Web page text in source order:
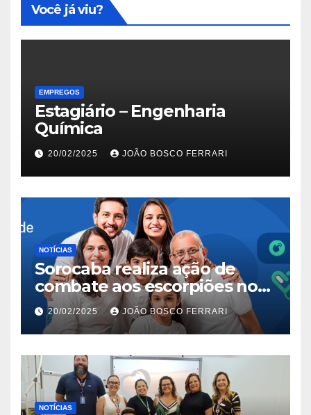
Você já viu?
EMPREGOS
Estagiário – Engenharia
Química
20/02/2025 JOÃO BOSCO FERRARI
NOTÍCIAS
Sorocaba realiza ação de
combate aos escorpiões no
Jardim São Carlos
20/02/2025 JOÃO BOSCO FERRARI
NOTÍCIAS